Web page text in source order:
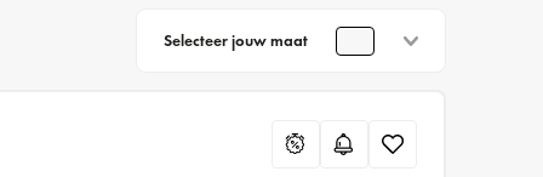
Selecteer jouw maat